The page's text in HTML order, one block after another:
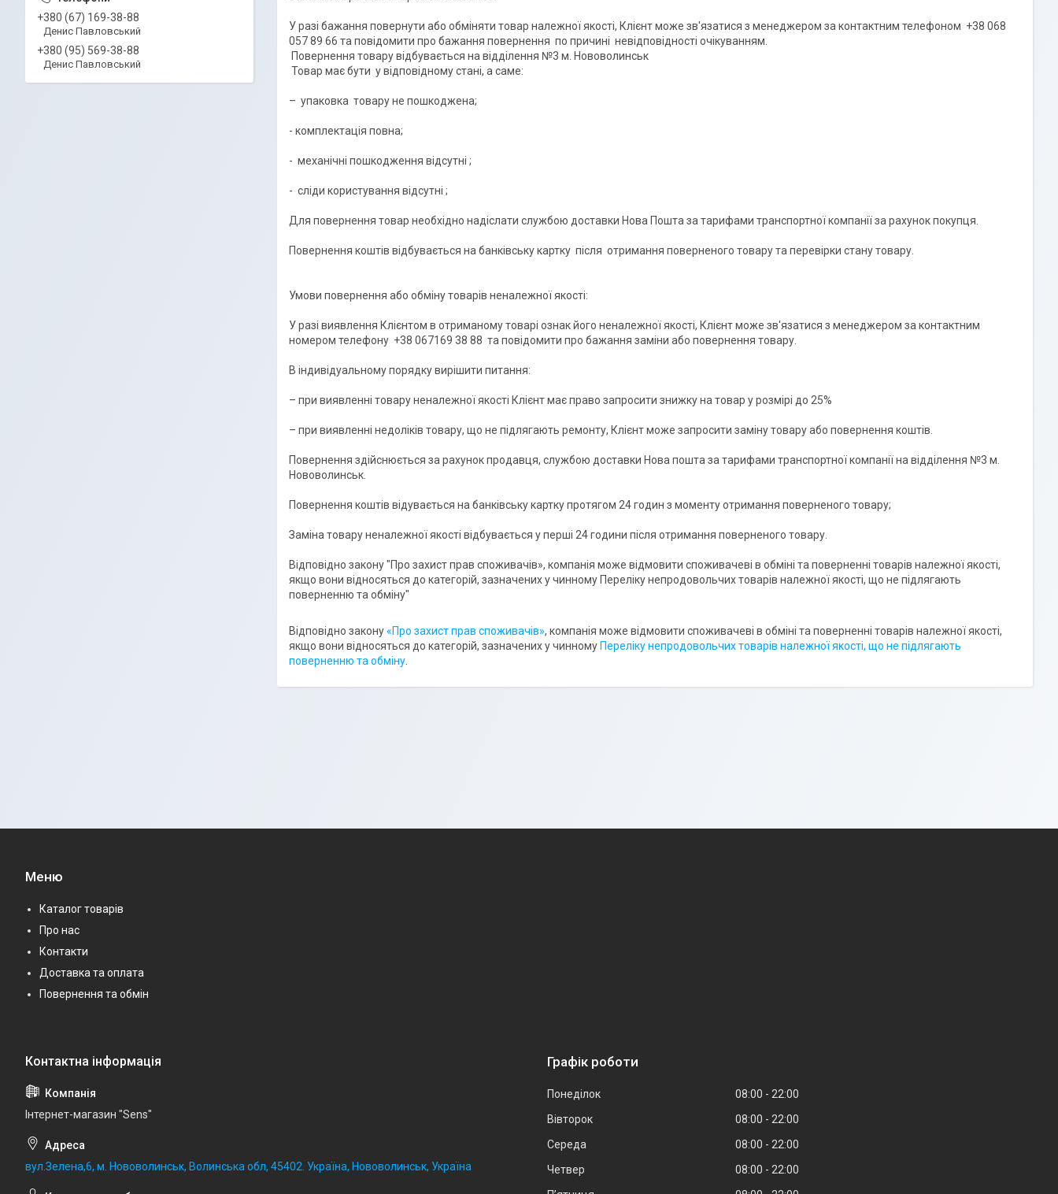
У разі бажання повернути або обміняти товар належної якості, Клієнт може зв'язатися з менеджером за контактним телефоном  +38 068
057 89 66 та повідомити про бажання повернення  по причині  невідповідності очікуванням.
–  упаковка  товару не пошкоджена;
- комплектація повна;
-  механічні пошкодження відсутні ;
-  сліди користування відсутні ;
Для повернення товар необхідно надіслати службою доставки Нова Пошта за тарифами транспортної компанії за рахунок покупця.
Повернення коштів відбувається на банківську картку  після  отримання поверненого товару та перевірки стану товару.
Умови повернення або обміну товарів неналежної якості:
У разі виявлення Клієнтом в отриманому товарі ознак його неналежної якості, Клієнт може зв'язатися з менеджером за контактним
номером телефону  +38 067169 38 88  та повідомити про бажання заміни або повернення товару.
В індивідуальному порядку вирішити питання:
– при виявленні товару неналежної якості Клієнт має право запросити знижку на товар у розмірі до 25%
– при виявленні недоліків товару, що не підлягають ремонту, Клієнт може запросити заміну товару або повернення коштів.
Повернення здійснюється за рахунок продавця, службою доставки Нова пошта за тарифами транспортної компанії на відділення №3 м.
Нововолинськ.
Повернення коштів відувається на банківську картку протягом 24 годин з моменту отримання поверненого товару;
Заміна товару неналежної якості відбувається у перші 24 години після отримання поверненого товару.
Відповідно закону "Про захист прав споживачів», компанія може відмовити споживачеві в обміні та поверненні товарів належної якості,
якщо вони відносяться до категорій, зазначених у чинному Переліку непродовольчих товарів належної якості, що не підлягають
поверненню та обміну"
Відповідно закону«Про захист прав споживачів», компанія може відмовити споживачеві в обміні та поверненні товарів належної якості,
якщо вони відносяться до категорій, зазначених у чинному Переліку непродовольчих товарів належної якості, що не підлягають
поверненню та обміну
+380 (67) 169-38-88
Денис Павловський
+380 (95) 569-38-88
Денис Павловський
Меню
Каталог товарів
Про нас
Контакти
Доставка та оплата
Повернення та обмін
Iнтернет-магазин "Sens"
вул.Зелена,6, м. Нововолинськ, Волинська обл, 45402. Україна, Нововолинськ, Україна
Графік роботи
Понеділок 08:00
22:00
Вівторок
08:00
22:00
Середа
08:00
22:00
Четвер
08:00
22:00